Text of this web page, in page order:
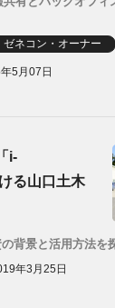
ゼネコン・オーナー
5月07日
i-
る山口土木
背景と活用方法を
年3月25日